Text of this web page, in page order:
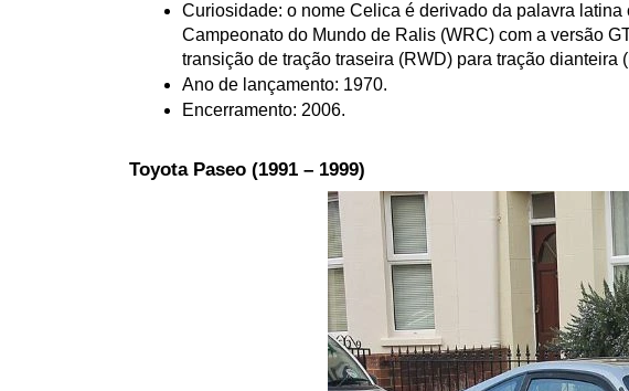
Curiosidade: o nome Celica é derivado da palavra
Campeonato do Mundo de Ralis (WRC) com a versão
transição de tração traseira (RWD) para tração dianteira
Ano de lançamento: 1970.
Encerramento: 2006.
Toyota Paseo (1991 – 1999)